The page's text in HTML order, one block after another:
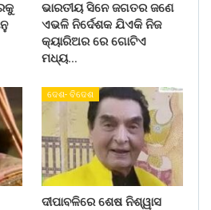
ଭାରତୀୟ ସିନେ ଜଗତର ଜଣେ
ଏଭଳି ନିର୍ଦେଶକ ଯିଏକି ନିଜ
କ୍ୟାରିଅର ରେ ଗୋଟିଏ
ମଧ୍ୟ…
ଦେଶ- ବିଦେଶ
ଦୀପାବଳିରେ ଶେଷ ନିଶ୍ୱାସ